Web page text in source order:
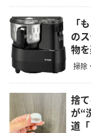
「
の
物
掃除
捨
が“
道